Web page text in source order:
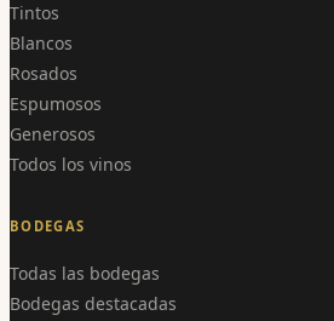
Tintos
Blancos
Rosados
Espumosos
Generosos
Todos los vinos
BODEGAS
Todas las bodegas
Bodegas destacadas